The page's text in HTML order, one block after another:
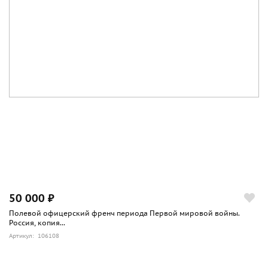
50 000 ₽
Полевой офицерский френч периода Первой мировой войны.
Россия, копия...
Артикул: 106108